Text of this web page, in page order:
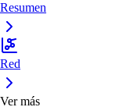
Resumen
Red
Ver más